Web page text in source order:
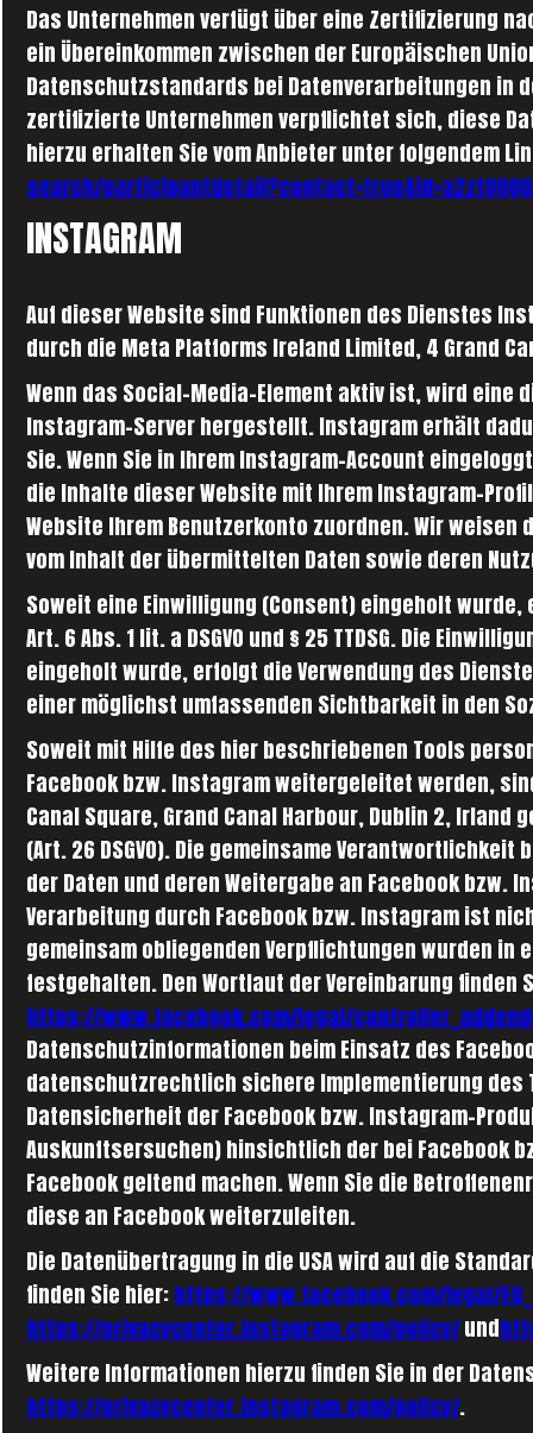
Das Unternehmen verfügt über eine Zertifizierung
ein Übereinkommen zwischen der Europäischen
Datenschutzstandards bei Datenverarbeitungen in
zertifizierte Unternehmen verpflichtet sich, diese
hierzu erhalten Sie vom Anbieter unter folgendem
search/
INSTAGRAM
Auf dieser Website sind Funktionen des Dienstes
durch die Meta Platforms Ireland Limited, 4 Grand
Wenn das Social-Media-Element aktiv ist, wird eine
Instagram-Server hergestellt. Instagram erhält
Sie. Wenn Sie in Ihrem Instagram-Account
die Inhalte dieser Website mit Ihrem Instagram-
Website Ihrem Benutzerkonto zuordnen. Wir
vom Inhalt der übermittelten Daten sowie deren
Soweit eine Einwilligung (Consent) eingeholt
Art. 6 Abs. 1 lit. a DSGVO und § 25 TTDSG. Die
eingeholt wurde, erfolgt die Verwendung des
einer möglichst umfassenden Sichtbarkeit in den
Soweit mit Hilfe des hier beschriebenen Tools
Facebook bzw. Instagram weitergeleitet werden,
Canal Square, Grand Canal Harbour, Dublin 2,
(Art. 26 DSGVO). Die gemeinsame
der Daten und deren Weitergabe an Facebook bzw.
Verarbeitung durch Facebook bzw. Instagram ist
gemeinsam obliegenden Verpflichtungen wurden in
festgehalten. Den Wortlaut der Vereinbarung finden
https://www.facebook.com/legal/
Datenschutzinformationen beim Einsatz des
datenschutzrechtlich sichere Implementierung
Datensicherheit der Facebook bzw. Instagram-
Auskunftsersuchen) hinsichtlich der bei Facebook
Facebook geltend machen. Wenn Sie die
diese an Facebook weiterzuleiten.
Die Datenübertragung in die USA wird auf die
finden Sie hier:https://www.facebook.com/legal/
https://privacycenter.instagram.com/policy/und
Weitere Informationen hierzu finden Sie in der
https://privacycenter.instagram.com/policy/.